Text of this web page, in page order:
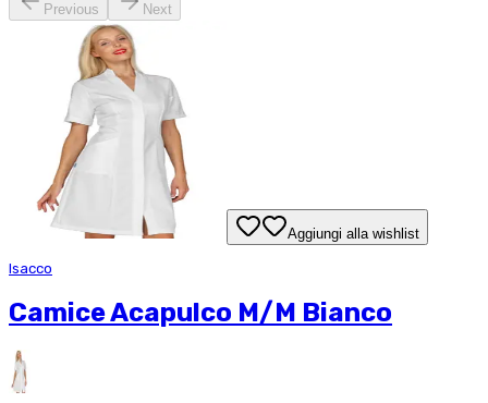
Previous Next
Aggiungi alla wishlist
Isacco
Camice Acapulco M/M Bianco